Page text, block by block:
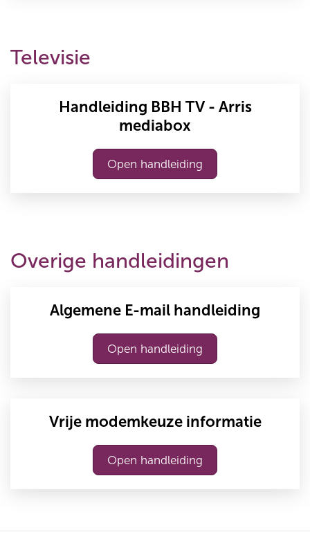
Televisie
Handleiding BBH TV - Arris
mediabox
Open handleiding
Overige handleidingen
Algemene E-mail handleiding
Open handleiding
Vrije modemkeuze informatie
Open handleiding